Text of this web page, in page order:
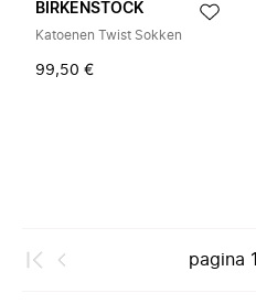
BIRKENSTOCK
Katoenen Twist Sokken
99,50 €
pagina 1